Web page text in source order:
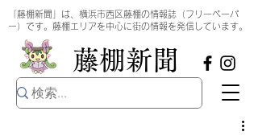
​藤棚新聞
「藤棚新聞」は、横浜市西区藤棚の情報誌（フリーペーパ
ー）です。藤棚エリアを中心に街の情報を発信しています。